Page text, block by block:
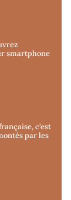
smartphone
c’est
par les